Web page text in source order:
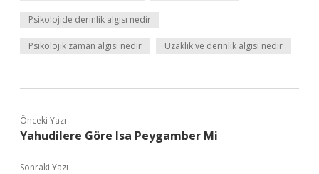
Psikolojide derinlik algısı nedir
Psikolojik zaman algısı nedir Uzaklık ve derinlik algısı nedir
Önceki Yazı
Yahudilere Göre Isa Peygamber Mi
Sonraki Yazı